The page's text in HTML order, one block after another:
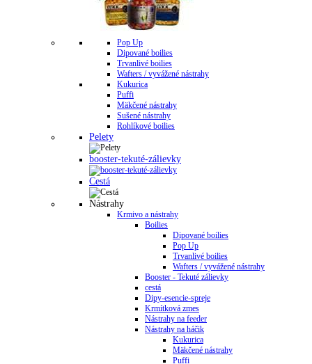
Pop Up
Dipované boilies
Trvanlivé boilies
Wafters / vyvážené nástrahy
Kukurica
Puffi
Mäkčené nástrahy
Sušené nástrahy
Rohlíkové boilies
Pelety
booster-tekuté-zálievky
Cestá
Nástrahy
Krmivo a nástrahy
Boilies
Dipované boilies
Pop Up
Trvanlivé boilies
Wafters / vyvážené nástrahy
Booster - Tekuté zálievky
cestá
Dipy-esencie-spreje
Krmítková zmes
Nástrahy na feeder
Nástrahy na háčik
Kukurica
Mäkčené nástrahy
Puffi